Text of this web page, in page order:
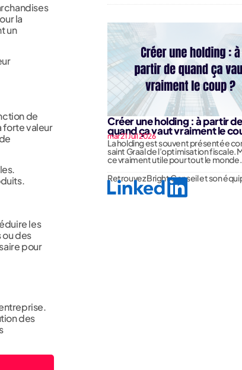
la
un
de
forte valeur
les
des
pour
des
Créer une holding : à partir de
quand ça vaut vraiment le
mar 21 Juil 2026
La holding est souvent présentée
saint Graal de l’optimisation fiscale.
ce vraiment utile pour tout le
Retrouvez Bright Conseil et son